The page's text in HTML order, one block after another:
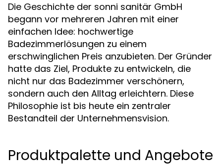
Die Geschichte der sonni sanitär GmbH
begann vor mehreren Jahren mit einer
einfachen Idee: hochwertige
Badezimmerlösungen zu einem
erschwinglichen Preis anzubieten. Der Gründer
hatte das Ziel, Produkte zu entwickeln, die
nicht nur das Badezimmer verschönern,
sondern auch den Alltag erleichtern. Diese
Philosophie ist bis heute ein zentraler
Bestandteil der Unternehmensvision.
Produktpalette und Angebote